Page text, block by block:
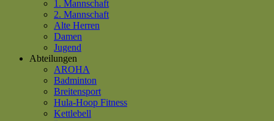
1. Mannschaft
2. Mannschaft
Alte Herren
Damen
Jugend
Abteilungen
AROHA
Badminton
Breitensport
Hula-Hoop Fitness
Kettlebell